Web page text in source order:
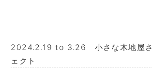
2024.2.19 to 3.26 小さな木地屋さ
ェクト